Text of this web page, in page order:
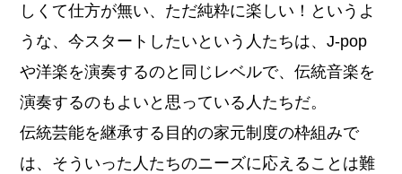
しくて仕方が無い、ただ純粋に楽しい！というよ
うな、今スタートしたいという人たちは、J-pop
や洋楽を演奏するのと同じレベルで、伝統音楽を
演奏するのもよいと思っている人たちだ。
伝統芸能を継承する目的の家元制度の枠組みで
は、そういった人たちのニーズに応えることは難